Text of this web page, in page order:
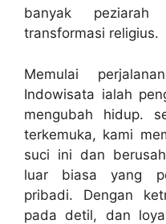
banyak
transformasi religius.
Memulai
Indowisata ialah
mengubah hidup.
terkemuka, kami
suci ini dan
luar biasa yang
pribadi. Dengan
pada detil, dan